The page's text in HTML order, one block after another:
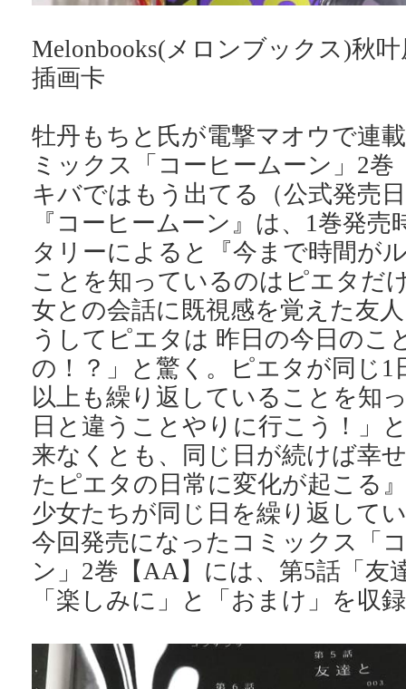
Melonbooks(メロンブックス)秋
插画卡
牡丹もちと氏が電撃マオウで連
ミックス「コーヒームーン」2
キバではもう出てる（公式発売
『コーヒームーン』は、1巻発
タリーによると『今まで時間が
ことを知っているのはピエタだ
女との会話に既視感を覚えた友
うしてピエタは 昨日の今日のこ
の！？」と驚く。ピエタが同じ1
以上も繰り返していることを知
日と違うことやりに行こう！」
来なくとも、同じ日が続けば幸
たピエタの日常に変化が起こる
少女たちが同じ日を繰り返して
今回発売になったコミックス「
ン」2巻【AA】には、第5話「友
「楽しみに」と「おまけ」を収